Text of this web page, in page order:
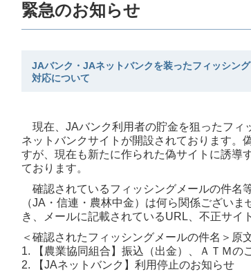
緊急のお知らせ
JAバンク・JAネットバンクを装ったフィッシン
対応について
現在、JAバンク利用者の貯金を狙ったフィ
ネットバンクサイトが開設されております。
すが、現在も新たに作られた偽サイトに誘導
ております。
確認されているフィッシングメールの件名
（JA・信連・農林中金）は何ら関係ござい
き、メールに記載されているURL、不正サイ
＜確認されたフィッシングメールの件名＞原
1. 【農業協同組合】振込（出金）、ＡＴＭの
2. 【JAネットバンク】利用停止のお知らせ